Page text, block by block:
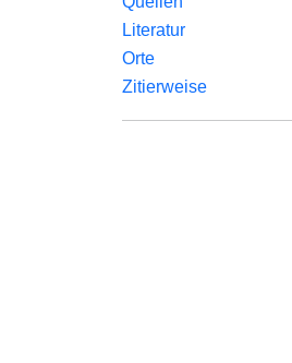
Literatur
Orte
Zitierweise